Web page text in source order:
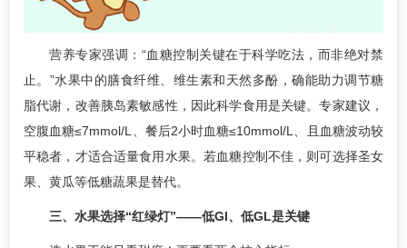
营养专家强调：“血糖控制关键在于科学吃法，而非绝对禁
止。”水果中的膳食纤维、维生素和天然多酚，确能助力调节糖
脂代谢，改善胰岛素敏感性，因此科学食用是关键。专家建议，
空腹血糖≤7mmol/L、餐后2小时血糖≤10mmol/L、且血糖波动较
平稳者，才适合适量食用水果。若血糖控制不佳，则可选择圣女
果、黄瓜等低糖蔬果是替代。
三、水果选择“红绿灯”——低GI、低GL是关键